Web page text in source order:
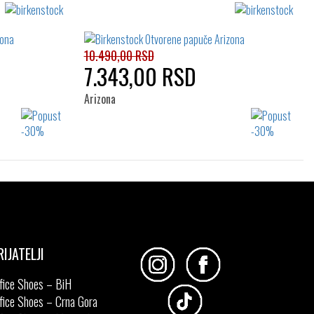
10.490,00 RSD
7.343,00 RSD
Arizona
Shoes – BiH
Shoes – Crna Gora